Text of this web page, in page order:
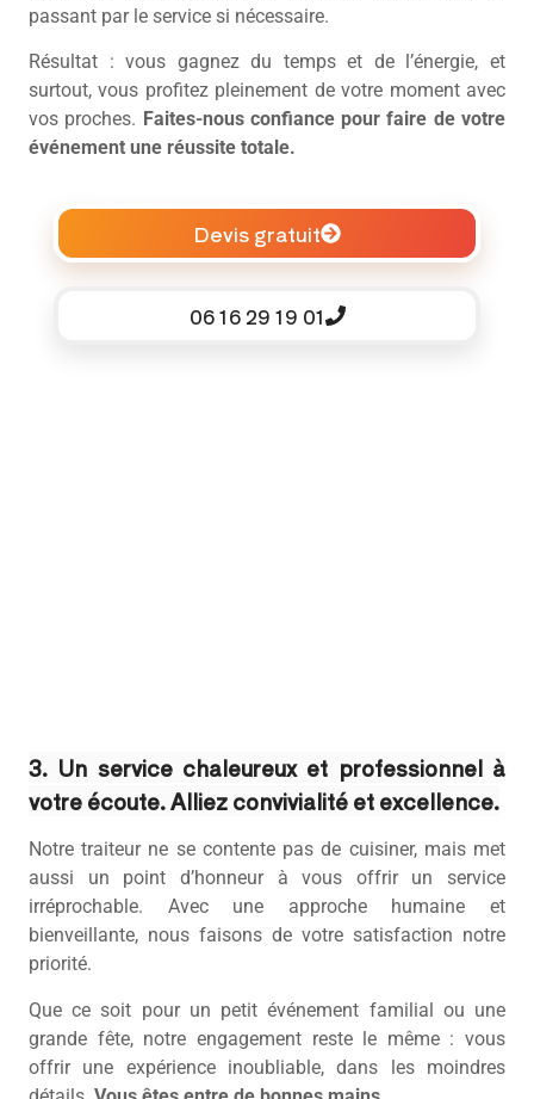
passant par le service si nécessaire.
Résultat : vous gagnez du temps et de l’énergie, et
surtout, vous profitez pleinement de votre moment avec
vos proches. Faites-nous confiance pour faire de votre
événement une réussite totale.
Devis gratuit
06 16 29 19 01
3. Un service chaleureux et professionnel à
votre écoute. Alliez convivialité et excellence.
Notre traiteur ne se contente pas de cuisiner, mais met
aussi un point d’honneur à vous offrir un service
irréprochable. Avec une approche humaine et
bienveillante, nous faisons de votre satisfaction notre
priorité.
Que ce soit pour un petit événement familial ou une
grande fête, notre engagement reste le même : vous
offrir une expérience inoubliable, dans les moindres